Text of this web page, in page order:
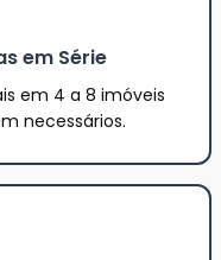
em Série
em 4 a 8 imóveis
necessários.